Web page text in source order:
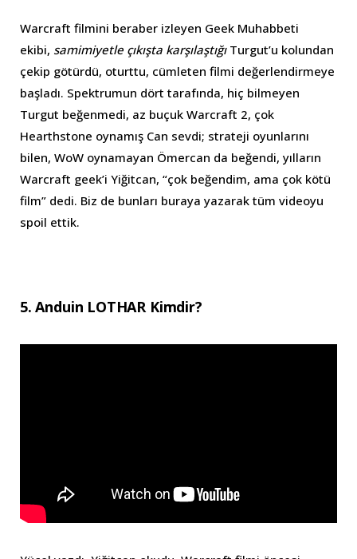
Warcraft filmini beraber izleyen Geek Muhabbeti
ekibi, samimiyetle çıkışta karşılaştığı Turgut’u kolundan
çekip götürdü, oturttu, cümleten filmi değerlendirmeye
başladı. Spektrumun dört tarafında, hiç bilmeyen
Turgut beğenmedi, az buçuk Warcraft 2, çok
Hearthstone oynamış Can sevdi; strateji oyunlarını
bilen, WoW oynamayan Ömercan da beğendi, yılların
Warcraft geek’i Yiğitcan, “çok beğendim, ama çok kötü
film” dedi. Biz de bunları buraya yazarak tüm videoyu
spoil ettik.
5. Anduin LOTHAR Kimdir?